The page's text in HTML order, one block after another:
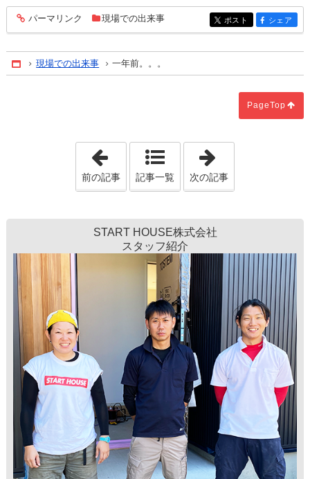
entry244
パーマリンク 現場での出来事 entry244
ポスト entry244
シェア
Home
現場での出来事 一年前。。。
PageTop
「N様邸」
前の記事 記事一覧 次の記事
START HOUSE株式会社
スタッフ紹介